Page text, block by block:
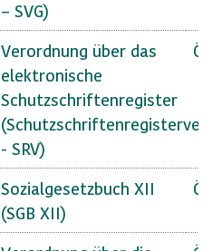
– SVG)
Verordnung über das
elektronische
Schutzschriftenregister
- SRV)
Sozialgesetzbuch XII
(SGB XII)